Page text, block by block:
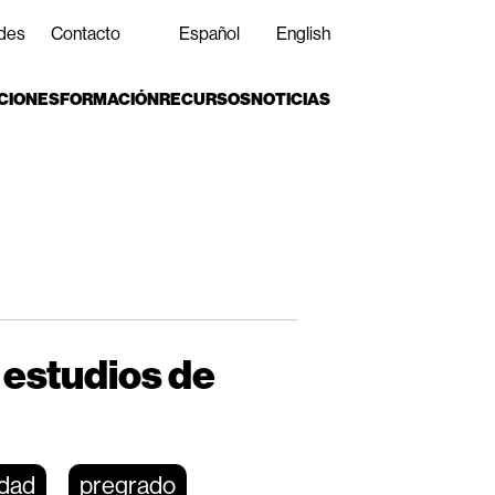
Contacto Español English
FORMACIÓNRECURSOSNOTICIAS
de
pregrado